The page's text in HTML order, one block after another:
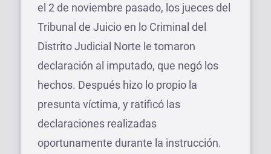
el 2 de noviembre pasado, los jueces del
Tribunal de Juicio en lo Criminal del
Distrito Judicial Norte le tomaron
declaración al imputado, que negó los
hechos. Después hizo lo propio la
presunta víctima, y ratificó las
declaraciones realizadas
oportunamente durante la instrucción.